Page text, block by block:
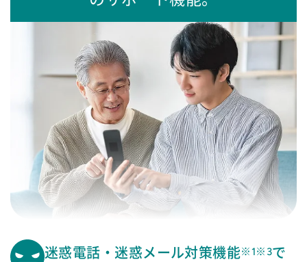
迷惑電話・迷惑メール対策機能※1※3で